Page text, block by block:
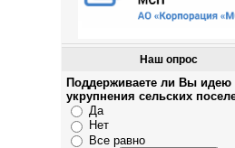
Наш опрос
Поддерживаете ли Вы идею
укрупнения сельских
Да
Нет
Все равно